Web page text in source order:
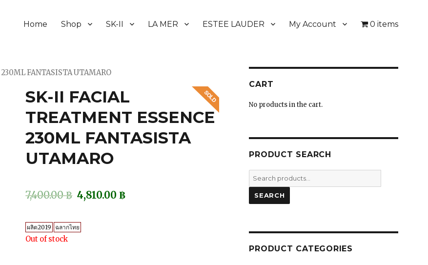
Home Shop SK-II LA MER ESTEE LAUDER My Account 0 items
FANTASISTA UTAMARO
SK-II FACIAL
TREATMENT ESSENCE
230ML FANTASISTA
UTAMARO
7,400.00฿ 4,810.00฿
ผลิต2019 ฉลากไทย
Out of stock
CART
No products in the cart.
PRODUCT SEARCH
Search
for:
SEARCH
PRODUCT CATEGORIES